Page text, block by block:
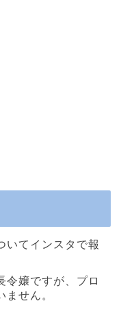
いてインスタで報
令嬢ですが、プロ
せん。